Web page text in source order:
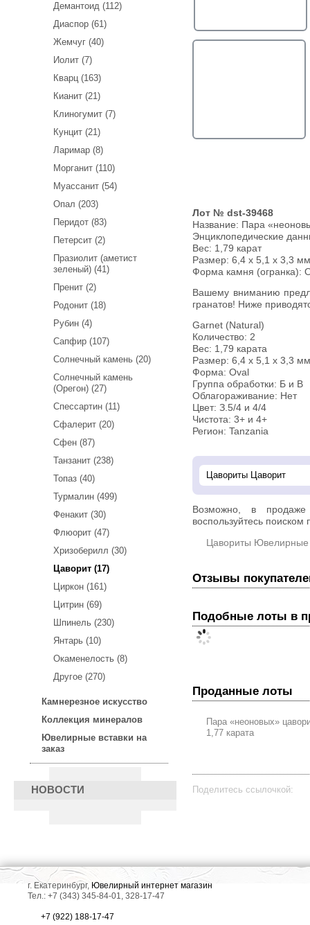
Демантоид (112)
Диаспор (61)
Жемчуг (40)
Иолит (7)
Кварц (163)
Кианит (21)
Клиногумит (7)
Кунцит (21)
Ларимар (8)
Морганит (110)
Муассанит (54)
Опал (203)
Перидот (83)
Петерсит (2)
Празиолит (аметист
зеленый) (41)
Пренит (2)
Родонит (18)
Рубин (4)
Сапфир (107)
Солнечный камень (20)
Солнечный камень
(Орегон) (27)
Спессартин (11)
Сфалерит (20)
Сфен (87)
Танзанит (238)
Топаз (40)
Турмалин (499)
Фенакит (30)
Флюорит (47)
Хризоберилл (30)
Цаворит (17)
Циркон (161)
Цитрин (69)
Шпинель (230)
Янтарь (10)
Окаменелость (8)
Другое (270)
Камнерезное искусство
Коллекция минералов
Ювелирные вставки на
заказ
НОВОСТИ
Лот № dst-39468
Название: Пара
Энциклопедические
Вес: 1,79 карат
Размер: 6,4 х 5,1 х 3,3
Форма камня (огранка):
Вашему вниманию предлагается пара «неоновых» цаворитов
гранатов! Ниже
Garnet (Natural)
Количество: 2
Вес: 1,79 карата
Размер: 6,4 х 5,1 х 3,3
Форма: Oval
Группа обработки: Б и В
Облагораживание: Нет
Цвет: З.5/4 и 4/4
Чистота: 3+ и 4+
Регион: Tanzania
Возможно, в
воспользуйтесь поиском
Цавориты Ювелирные
Отзывы
Подобные лоты в
Проданные лоты
Пара «неоновых»
1,77 карата
Поделитесь ссылочкой:
г. Екатеринбург, Ювелирный интернет магазин
Тел.: +7 (343) 345-84-01, 328-17-47
+7 (922) 188-17-47